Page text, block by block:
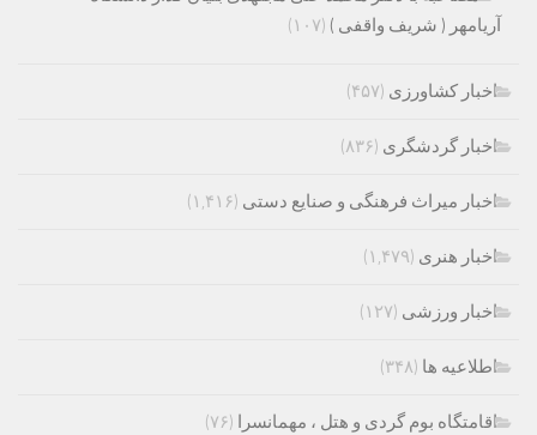
آریامهر ( شریف واقفی ) (۱۰۷)
اخبار کشاورزی (۴۵۷)
اخبار گردشگری (۸۳۶)
اخبار میراث فرهنگی و صنایع دستی (۱,۴۱۶)
اخبار هنری (۱,۴۷۹)
اخبار ورزشی (۱۲۷)
اطلاعیه ها (۳۴۸)
اقامتگاه بوم گردی و هتل ، مهمانسرا (۷۶)